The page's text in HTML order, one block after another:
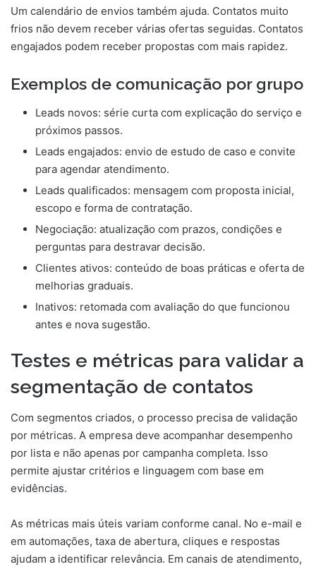
Um calendário de envios também ajuda. Contatos muito
frios não devem receber várias ofertas seguidas. Contatos
engajados podem receber propostas com mais rapidez.
Exemplos de comunicação por grupo
Leads novos: série curta com explicação do serviço e
próximos passos.
Leads engajados: envio de estudo de caso e convite
para agendar atendimento.
Leads qualificados: mensagem com proposta inicial,
escopo e forma de contratação.
Negociação: atualização com prazos, condições e
perguntas para destravar decisão.
Clientes ativos: conteúdo de boas práticas e oferta de
melhorias graduais.
Inativos: retomada com avaliação do que funcionou
antes e nova sugestão.
Testes e métricas para validar a
segmentação de contatos
Com segmentos criados, o processo precisa de validação
por métricas. A empresa deve acompanhar desempenho
por lista e não apenas por campanha completa. Isso
permite ajustar critérios e linguagem com base em
evidências.
As métricas mais úteis variam conforme canal. No e-mail e
em automações, taxa de abertura, cliques e respostas
ajudam a identificar relevância. Em canais de atendimento,